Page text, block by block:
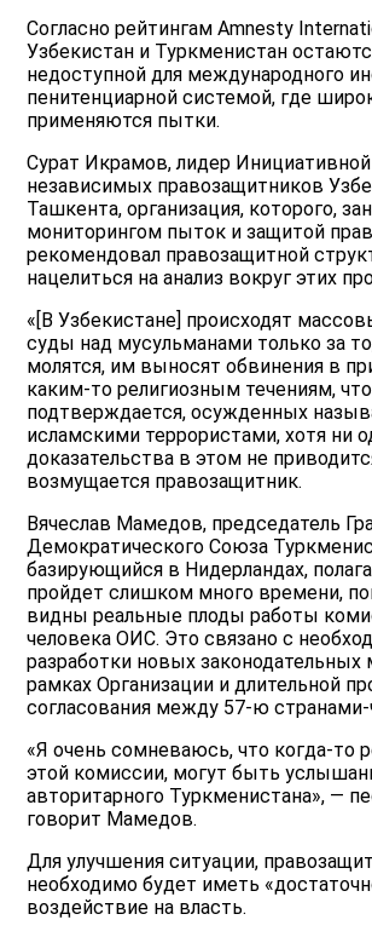
Согласно рейтингам Amnesty
Узбекистан и Туркменистан
недоступной для международного
пенитенциарной системой, где
применяются пытки.
Сурат Икрамов, лидер
независимых правозащитников
Ташкента, организация, которого,
мониторингом пыток и защитой
рекомендовал правозащитной
нацелиться на анализ вокруг этих
«[В Узбекистане] происходят
суды над мусульманами только за
молятся, им выносят обвинения в
каким-то религиозным течениям,
подтверждается, осужденных
исламскими террористами, хотя ни
доказательства в этом не
возмущается правозащитник.
Вячеслав Мамедов, председатель
Демократического Союза
базирующийся в Нидерландах,
пройдет слишком много времени,
видны реальные плоды работы
человека ОИС. Это связано с
разработки новых законодательных
рамках Организации и длительной
согласования между 57-ю странами-
«Я очень сомневаюсь, что когда-то
этой комиссии, могут быть
авторитарного Туркменистана», —
говорит Мамедов.
Для улучшения ситуации,
необходимо будет иметь
воздействие на власть.